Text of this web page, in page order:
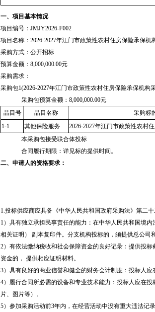
一、项目基本情况
项目编号：JMJY2026-F002
项目名称：2026-2027年江门市政策性农村住房保险承保机
采购方式：公开招标
预算金额：8,000,000.00元
采购需求：
采购包1(2026-2027年江门市政策性农村住房保险承保机构
采购包预算金额： 8,000,000.00元
品目号
品目名称 采购标
1-1
其他保险服务 2026-2027年江门市政策性农村
本采购包接受联合体投标
合同履行期限： 详见标的提供时间。
二、申请人的资格要求：
1.投标供应商应具备《中华人民共和国政府采购法》第二
1）具有独立承担民事责任的能力：在中华人民共和国境
相关证明） 副本复印件。分支机构投标的，须提供总公司
2）有依法缴纳税收和社会保障资金的良好记录：提供投
资金的， 提供相应证明材料。
3）具有良好的商业信誉和健全的财务会计制度：投标人
4）履行合同所必需的设备和专业技术能力：投标人应在
片、图片等）。
5）参加采购活动前3年内，在经营活动中没有重大违法记